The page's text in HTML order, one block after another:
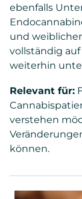
ebenfalls
und
vollständig
weiterhin
Relevant für:
verstehen
können.